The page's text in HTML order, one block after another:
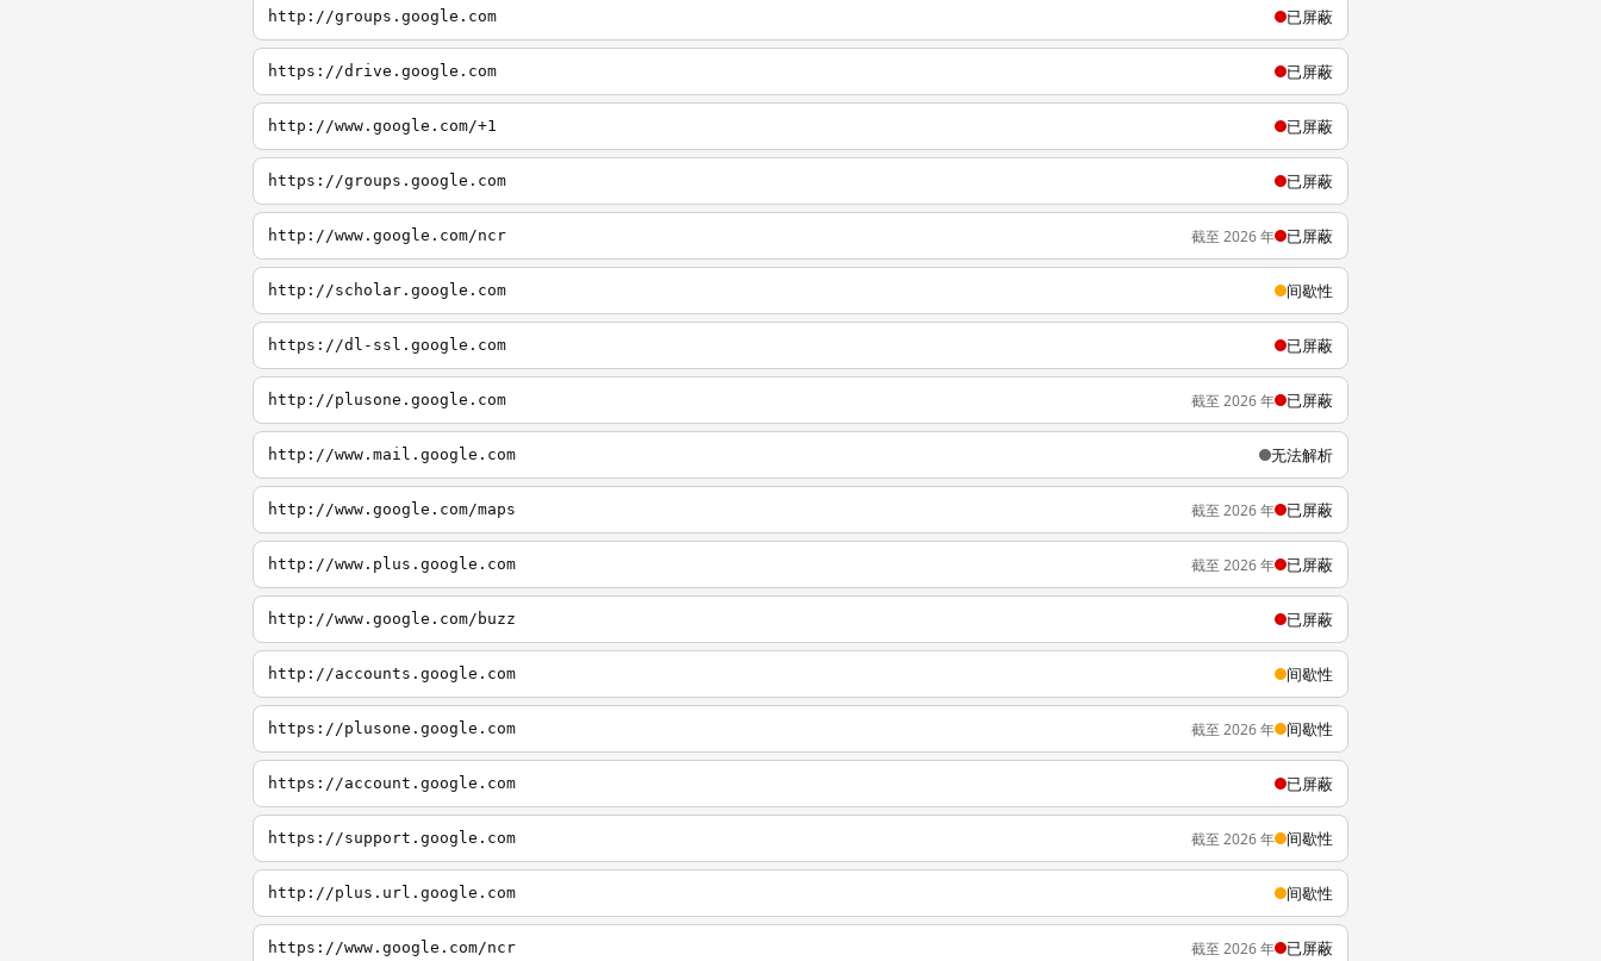
http://groups.google.com 已屏蔽
https://drive.google.com 已屏蔽
http://www.google.com/+1 已屏蔽
https://groups.google.com 已屏蔽
http://www.google.com/ncr 截至 2026 年 已屏蔽
http://scholar.google.com 间歇性
https://dl-ssl.google.com 已屏蔽
http://plusone.google.com 截至 2026 年 已屏蔽
http://www.mail.google.com 无法解析
http://www.google.com/maps 截至 2026 年 已屏蔽
http://www.plus.google.com 截至 2026 年 已屏蔽
http://www.google.com/buzz 已屏蔽
http://accounts.google.com 间歇性
https://plusone.google.com 截至 2026 年 间歇性
https://account.google.com 已屏蔽
https://support.google.com 截至 2026 年 间歇性
http://plus.url.google.com 间歇性
https://www.google.com/ncr 截至 2026 年 已屏蔽